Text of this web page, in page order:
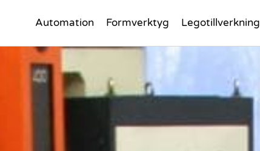
Automation Formverktyg Legotillverkning